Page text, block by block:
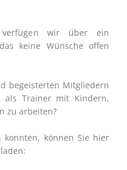
verfügen wir über ein
keine Wünsche offen
begeisterten Mitgliedern
als Trainer mit Kindern,
zu arbeiten?
konnten, können Sie hier